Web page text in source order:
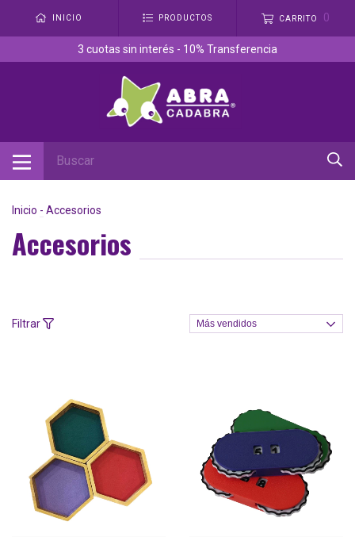
INICIO PRODUCTOS CARRITO 0
3 cuotas sin interés - 10% Transferencia
Inicio - Accesorios
Accesorios
Filtrar